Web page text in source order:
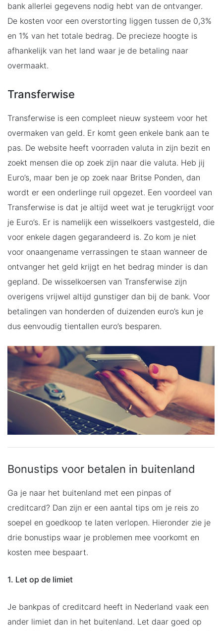
bank allerlei gegevens nodig hebt van de ontvanger.
De kosten voor een overstorting liggen tussen de 0,3%
en 1% van het totale bedrag. De precieze hoogte is
afhankelijk van het land waar je de betaling naar
overmaakt.
Transferwise
Transferwise is een compleet nieuw systeem voor het
overmaken van geld. Er komt geen enkele bank aan te
pas. De website heeft voorraden valuta in zijn bezit en
zoekt mensen die op zoek zijn naar die valuta. Heb jij
Euro’s, maar ben je op zoek naar Britse Ponden, dan
wordt er een onderlinge ruil opgezet. Een voordeel van
Transferwise is dat je altijd weet wat je terugkrijgt voor
je Euro’s. Er is namelijk een wisselkoers vastgesteld, die
voor enkele dagen gegarandeerd is. Zo kom je niet
voor onaangename verrassingen te staan wanneer de
ontvanger het geld krijgt en het bedrag minder is dan
gepland. De wisselkoersen van Transferwise zijn
overigens vrijwel altijd gunstiger dan bij de bank. Voor
betalingen van honderden of duizenden euro’s kun je
dus eenvoudig tientallen euro’s besparen.
Bonustips voor betalen in buitenland
Ga je naar het buitenland met een pinpas of
creditcard? Dan zijn er een aantal tips om je reis zo
soepel en goedkoop te laten verlopen. Hieronder zie je
drie bonustips waar je problemen mee voorkomt en
kosten mee bespaart.
1. Let op de limiet
Je bankpas of creditcard heeft in Nederland vaak een
ander limiet dan in het buitenland. Let daar goed op